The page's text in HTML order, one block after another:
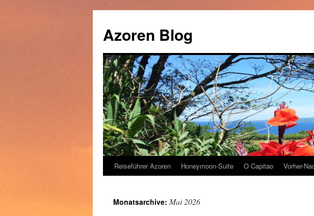
springen
Azoren Blog
Reiseführer Azoren Honeymoon-Suite O Capitao Vorher-
Monatsarchive: Mai 2026